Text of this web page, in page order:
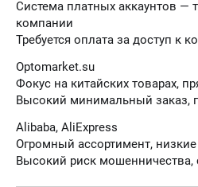
Система платных аккаунтов —
компании
Требуется оплата за доступ к
Optomarket.su
Фокус на китайских товарах,
Высокий минимальный заказ,
Alibaba, AliExpress
Огромный ассортимент,
Высокий риск